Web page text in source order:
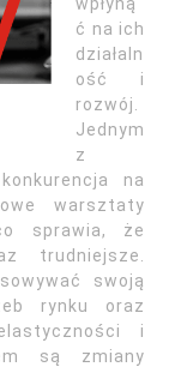
ć na ich
działaln
ość i
rozwój.
Jednym
z
na
warsztaty
sprawia, że
trudniejsze.
swoją
rynku oraz
i
są zmiany